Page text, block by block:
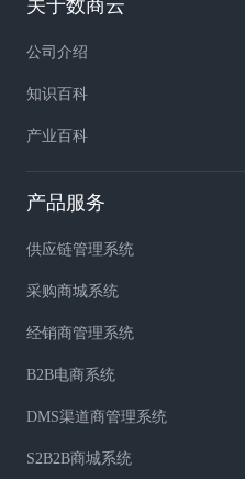
关于数商云
公司介绍
知识百科
产业百科
产品服务
供应链管理系统
采购商城系统
经销商管理系统
B2B电商系统
DMS渠道商管理系统
S2B2B商城系统